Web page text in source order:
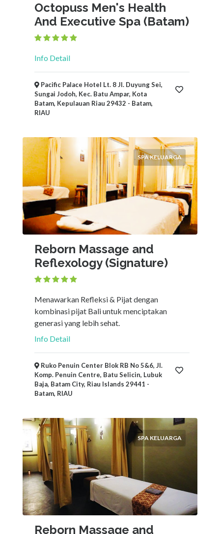
Octopuss Men's Health
And Executive Spa (Batam)
Info Detail
Pacific Palace Hotel Lt. 8 Jl. Duyung Sei,
Sungai Jodoh, Kec. Batu Ampar, Kota
Batam, Kepulauan Riau 29432 - Batam,
RIAU
SPA KELUARGA
Reborn Massage and
Reflexology (Signature)
Menawarkan Refleksi & Pijat dengan
kombinasi pijat Bali untuk menciptakan
generasi yang lebih sehat.
Info Detail
Ruko Penuin Center Blok RB No 5&6, Jl.
Komp. Penuin Centre, Batu Selicin, Lubuk
Baja, Batam City, Riau Islands 29441 -
Batam, RIAU
SPA KELUARGA
Reborn Massage and